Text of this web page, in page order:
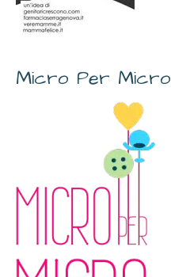
Micro Per Micro